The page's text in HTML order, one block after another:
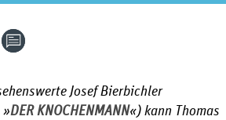
Josef Bierbichler
»DER KNOCHENMANN«) kann Thomas